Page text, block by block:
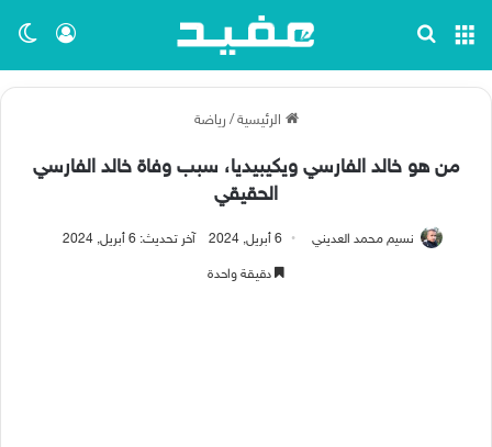
تسجيل القائمة
الرئيسية / رياضة
من هو خالد الفارسي ويكيبيديا، سبب وفاة خالد الفارسي
الحقيقي
نسيم محمد العديني 6 أبريل, 2024 آخر تحديث: 6 أبريل, 2024
دقيقة واحدة